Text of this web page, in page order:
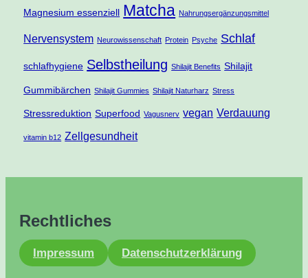
Magnesium essenziell Matcha Nahrungsergänzungsmittel
Nervensystem Neurowissenschaft Protein Psyche Schlaf
schlafhygiene Selbstheilung Shilajit Benefits Shilajit
Gummibärchen Shilajit Gummies Shilajit Naturharz Stress
Stressreduktion Superfood Vagusnerv vegan Verdauung
vitamin b12 Zellgesundheit
Rechtliches
Impressum Datenschutzerklärung